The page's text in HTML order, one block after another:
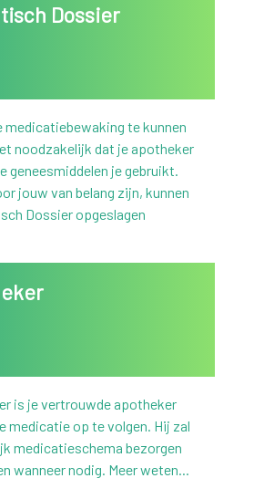
Dossier
medicatiebewaking te kunnen
noodzakelijk dat je apotheker
geneesmiddelen je gebruikt.
jouw van belang zijn, kunnen
Dossier opgeslagen
is je vertrouwde apotheker
medicatie op te volgen. Hij zal
medicatieschema bezorgen
wanneer nodig. Meer weten...